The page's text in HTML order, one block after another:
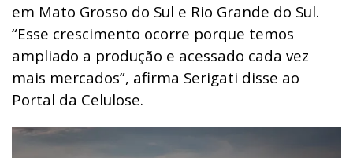
em Mato Grosso do Sul e Rio Grande do Sul.
“Esse crescimento ocorre porque temos
ampliado a produção e acessado cada vez
mais mercados”, afirma Serigati disse ao
Portal da Celulose.